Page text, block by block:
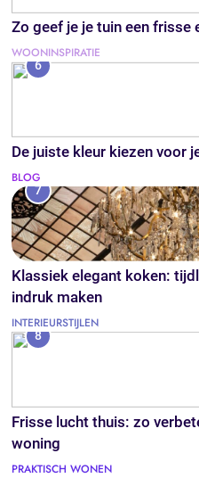
Zo geef je je tuin een
WOONINSPIRATIE
6
De juiste kleur kiezen voor
BLOG
7
Klassiek elegant koken:
indruk maken
INTERIEURSTIJLEN
8
Frisse lucht thuis: zo
woning
PRAKTISCH WONEN